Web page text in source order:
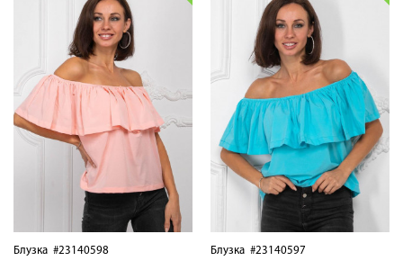
Блузка #23140598 Блузка #23140597